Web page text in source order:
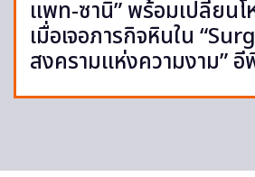
แพท-ซานิ” พร้อมเปลี่ยน
เมื่อเจอภารกิจหินใน
สงครามแห่งความงาม” อี